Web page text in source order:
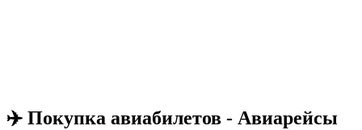
✈️ Покупка авиабилетов - Авиарейсы